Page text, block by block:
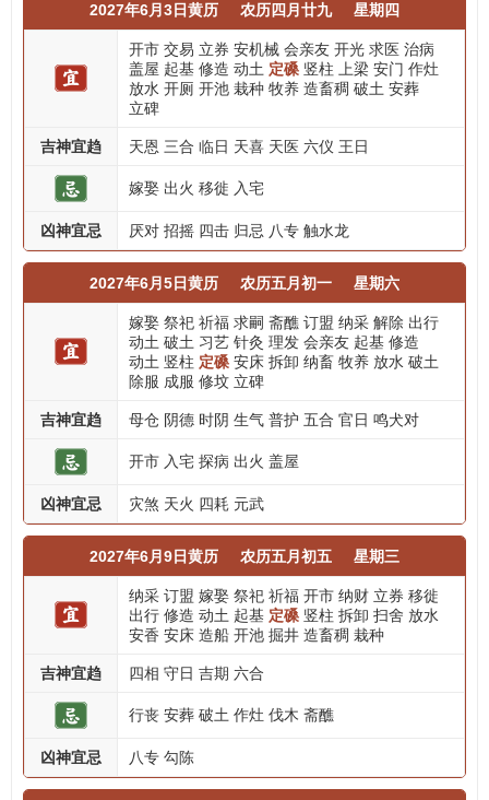
2027年6月3日黄历 农历四月廿九 星期四
开市 交易 立券 安机械 会亲友 开光 求医 治病
盖屋 起基 修造 动土 定磉 竖柱 上梁 安门 作灶
放水 开厕 开池 栽种 牧养 造畜稠 破土 安葬
立碑
吉神宜趋 天恩 三合 临日 天喜 天医 六仪 王日
嫁娶 出火 移徙 入宅
凶神宜忌 厌对 招摇 四击 归忌 八专 触水龙
2027年6月5日黄历 农历五月初一 星期六
嫁娶 祭祀 祈福 求嗣 斋醮 订盟 纳采 解除 出行
动土 破土 习艺 针灸 理发 会亲友 起基 修造
动土 竖柱 定磉 安床 拆卸 纳畜 牧养 放水 破土
除服 成服 修坟 立碑
吉神宜趋 母仓 阴德 时阴 生气 普护 五合 官日 鸣犬对
开市 入宅 探病 出火 盖屋
凶神宜忌 灾煞 天火 四耗 元武
2027年6月9日黄历 农历五月初五 星期三
纳采 订盟 嫁娶 祭祀 祈福 开市 纳财 立券 移徙
出行 修造 动土 起基 定磉 竖柱 拆卸 扫舍 放水
安香 安床 造船 开池 掘井 造畜稠 栽种
吉神宜趋 四相 守日 吉期 六合
行丧 安葬 破土 作灶 伐木 斋醮
凶神宜忌 八专 勾陈